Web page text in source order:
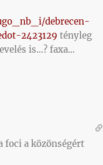
debrecen-
2423129 tényleg
is…? faxa…
foci a közönségért